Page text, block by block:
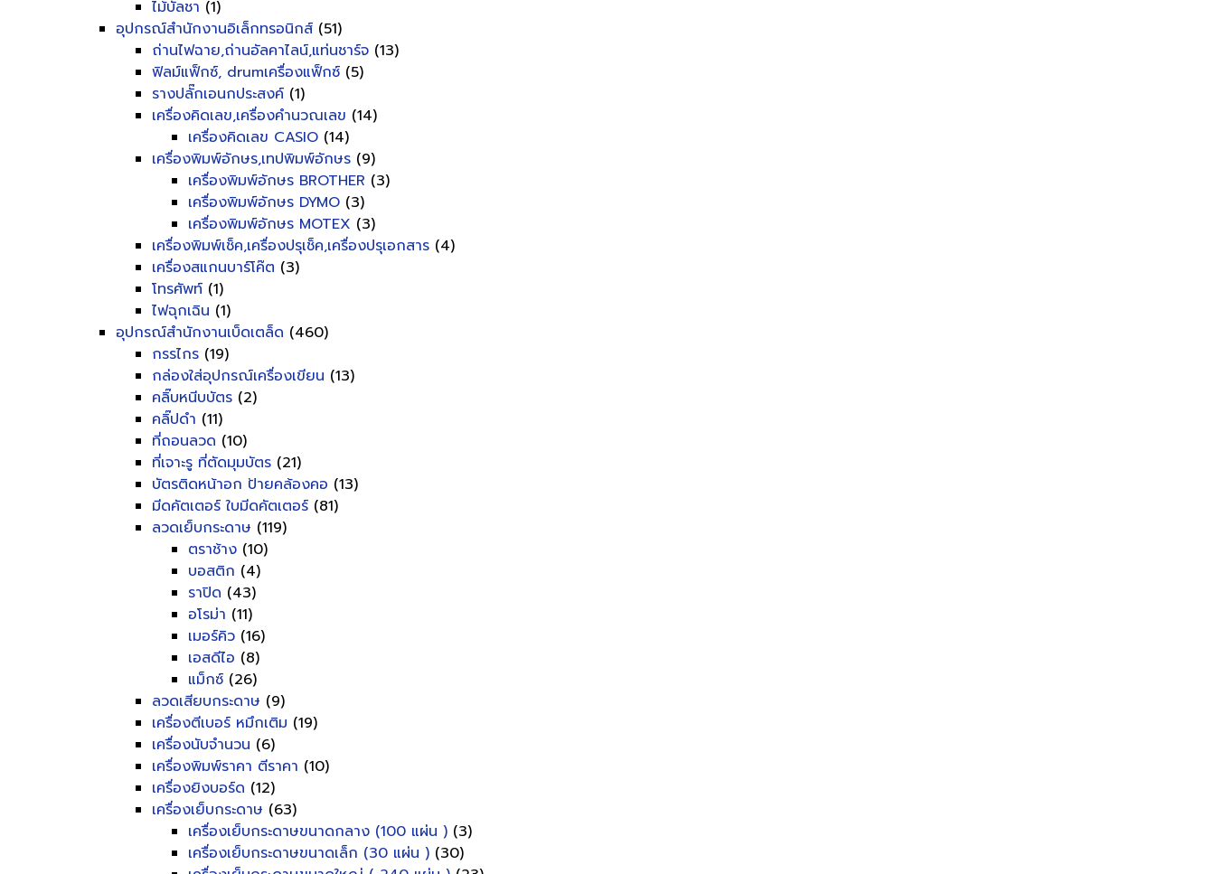
ไม้บัลชา (1)
อุปกรณ์สำนักงานอิเล็กทรอนิกส์ (51)
ถ่านไฟฉาย,ถ่านอัลคาไลน์,แท่นชาร์จ (13)
ฟิลม์แฟ็กซ์, drumเครื่องแฟ็กซ์ (5)
รางปลั๊กเอนกประสงค์ (1)
เครื่องคิดเลข,เครื่องคำนวณเลข (14)
เครื่องคิดเลข CASIO (14)
เครื่องพิมพ์อักษร,เทปพิมพ์อักษร (9)
เครื่องพิมพ์อักษร BROTHER (3)
เครื่องพิมพ์อักษร DYMO (3)
เครื่องพิมพ์อักษร MOTEX (3)
เครื่องพิมพ์เช็ค,เครื่องปรุเช็ค,เครื่องปรุเอกสาร (4)
เครื่องสแกนบาร์โค๊ต (3)
โทรศัพท์ (1)
ไฟฉุกเฉิน (1)
อุปกรณ์สำนักงานเบ็ดเตล็ด (460)
กรรไกร (19)
กล่องใส่อุปกรณ์เครื่องเขียน (13)
คลิ๊บหนีบบัตร (2)
คลิ๊ปดำ (11)
ที่ถอนลวด (10)
ที่เจาะรู ที่ตัดมุมบัตร (21)
บัตรติดหน้าอก ป้ายคล้องคอ (13)
มีดคัตเตอร์ ใบมีดคัตเตอร์ (81)
ลวดเย็บกระดาษ (119)
ตราช้าง (10)
บอสติก (4)
ราปิด (43)
อโรม่า (11)
เมอร์คิว (16)
เอสดีไอ (8)
แม็กซ์ (26)
ลวดเสียบกระดาษ (9)
เครื่องตีเบอร์ หมึกเติม (19)
เครื่องนับจำนวน (6)
เครื่องพิมพ์ราคา ตีราคา (10)
เครื่องยิงบอร์ด (12)
เครื่องเย็บกระดาษ (63)
เครื่องเย็บกระดาษขนาดกลาง (100 แผ่น ) (3)
เครื่องเย็บกระดาษขนาดเล็ก (30 แผ่น ) (30)